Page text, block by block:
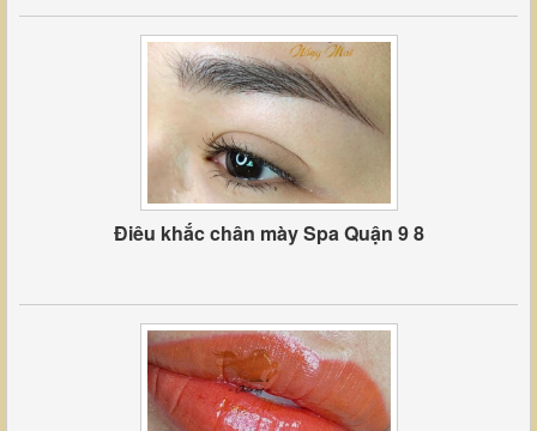
Điêu khắc chân mày Spa Quận 9 8